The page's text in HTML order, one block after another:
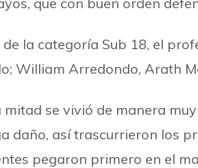
de la categoría Sub 18, el
William Arredondo, Arath
mitad se vivió de manera
daño, así trascurrieron los
pegaron primero en el